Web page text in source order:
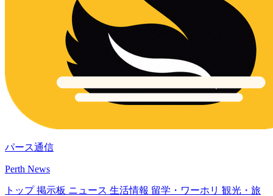
パース通信
Perth News
トップ掲示板 ニュース 生活情報 留学・ワーホリ 観光・旅